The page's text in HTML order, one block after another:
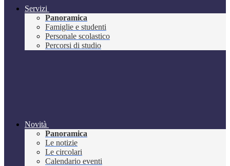
Servizi
Panoramica
Famiglie e studenti
Personale scolastico
Percorsi di studio
Novità
Panoramica
Le notizie
Le circolari
Calendario eventi